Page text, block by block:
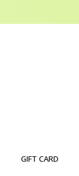
GIFT CARD